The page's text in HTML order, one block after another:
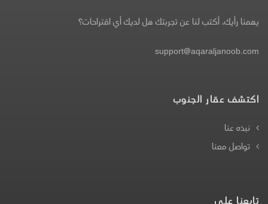
يهمنا رأيك، أكتب لنا عن تجربتك هل لديك أي اقتراحات؟
support@aqaraljanoob.com
اكتشف عقار الجنوب
نبذه عنا
تواصل معنا